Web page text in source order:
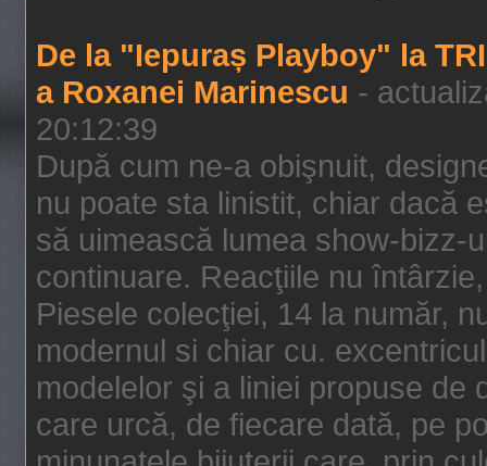
De la "Iepuraș Playboy" la
a Roxanei Marinescu -
20:12:39
După cum ne-a obişnuit,
nu poate sta linistit, chiar dacă
să uimească lumea show-bizz-
continuare. Reacţiile nu
Piesele colecţiei, 14 la număr,
modernul si chiar cu.
modelelor şi a liniei propuse de
care urcă, de fiecare dată, pe